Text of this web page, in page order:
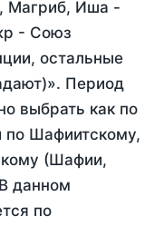
Магриб, Иша -
- Союз
остальные
Период
выбрать как по
по Шафиитскому,
(Шафии,
данном
по